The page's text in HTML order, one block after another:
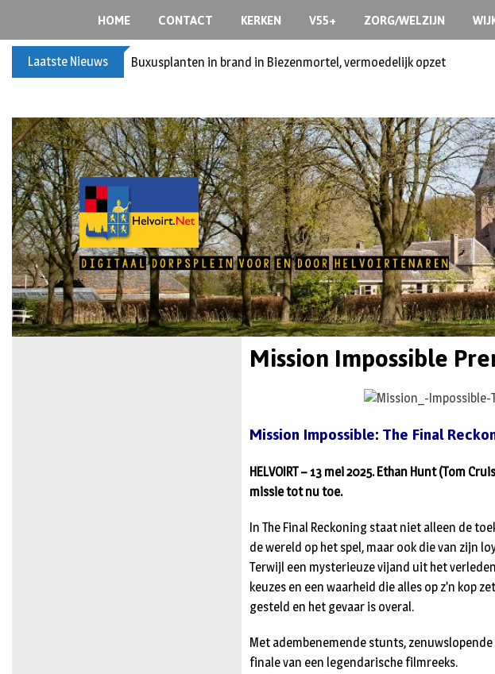
HOME CONTACT KERKEN V55+ ZORG/WELZIJN
Laatste Nieuws Spreidingswet asielzoekers: hoe zit dat?
Mission Impossible
Mission Impossible: The Final
HELVOIRT – 13 mei 2025. Ethan Hunt (Tom
missie tot nu toe.
In The Final Reckoning staat niet alleen de
de wereld op het spel, maar ook die van zijn
Terwijl een mysterieuze vijand uit het
keuzes en een waarheid die alles op z’n kop
gesteld en het gevaar is overal.
Met adembenemende stunts,
finale van een legendarische filmreeks.